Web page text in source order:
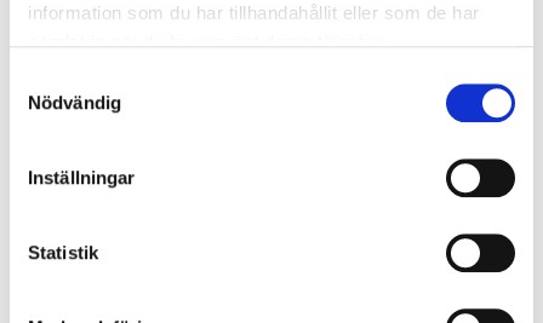
information som du har tillhandahållit eller som de har
Nödvändig
Inställningar
Statistik
Fäste till plogväxellåda,
Distans till Plogväxel, övre